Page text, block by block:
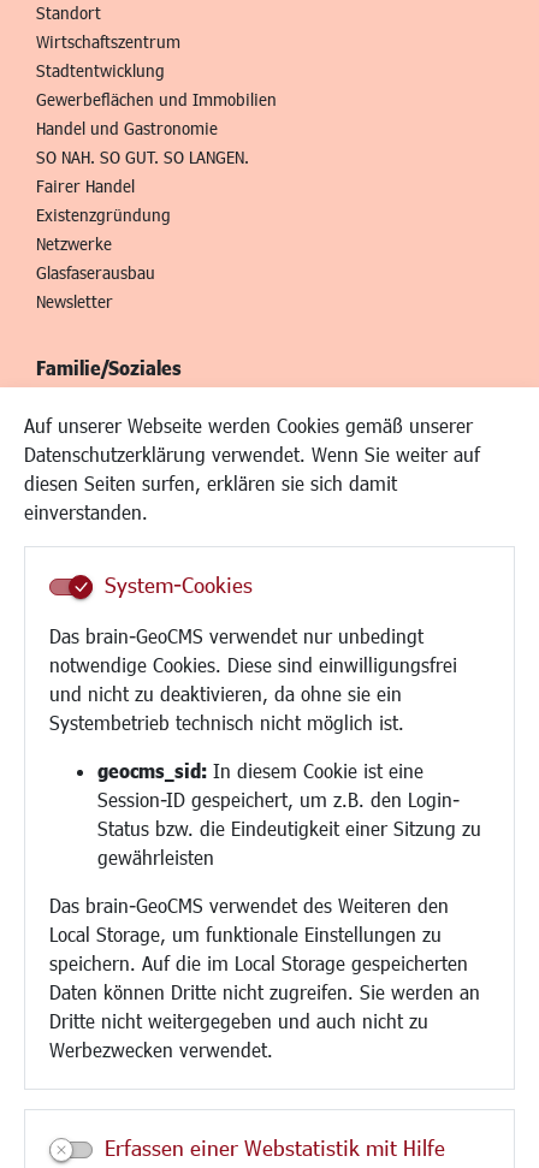
Auf unserer Webseite werden Cookies gemäß unserer
Datenschutzerklärung verwendet. Wenn Sie weiter auf
diesen Seiten surfen, erklären sie sich damit
einverstanden.
System-Cookies
Das brain-GeoCMS verwendet nur unbedingt
notwendige Cookies. Diese sind einwilligungsfrei
und nicht zu deaktivieren, da ohne sie ein
Systembetrieb technisch nicht möglich ist.
geocms_sid: In diesem Cookie ist eine
Session-ID gespeichert, um z.B. den Login-
Status bzw. die Eindeutigkeit einer Sitzung zu
gewährleisten
Das brain-GeoCMS verwendet des Weiteren den
Local Storage, um funktionale Einstellungen zu
speichern. Auf die im Local Storage gespeicherten
Daten können Dritte nicht zugreifen. Sie werden an
Dritte nicht weitergegeben und auch nicht zu
Werbezwecken verwendet.
Erfassen einer Webstatistik mit Hilfe
Standort
Wirtschaftszentrum
Stadtentwicklung
Gewerbeflächen und Immobilien
Handel und Gastronomie
SO NAH. SO GUT. SO LANGEN.
Fairer Handel
Existenzgründung
Netzwerke
Glasfaserausbau
Newsletter
Familie/Soziales
Kinderbetreuung
Kinder und Jugend
Institutionen für Familien
Frauen
Schule
Demokratie leben
Ukrainehilfe
Hilfe für Geflüchtete
Religion
Bauen/Umwelt/Mobilität
Bebauungsplanung
Verkehr/Mobilität
Glasfaserausbau
Aktuelle Baustellen
Paddelteich
CINDY S
Kultur/Freizeit/Tourismus
Veranstaltungen